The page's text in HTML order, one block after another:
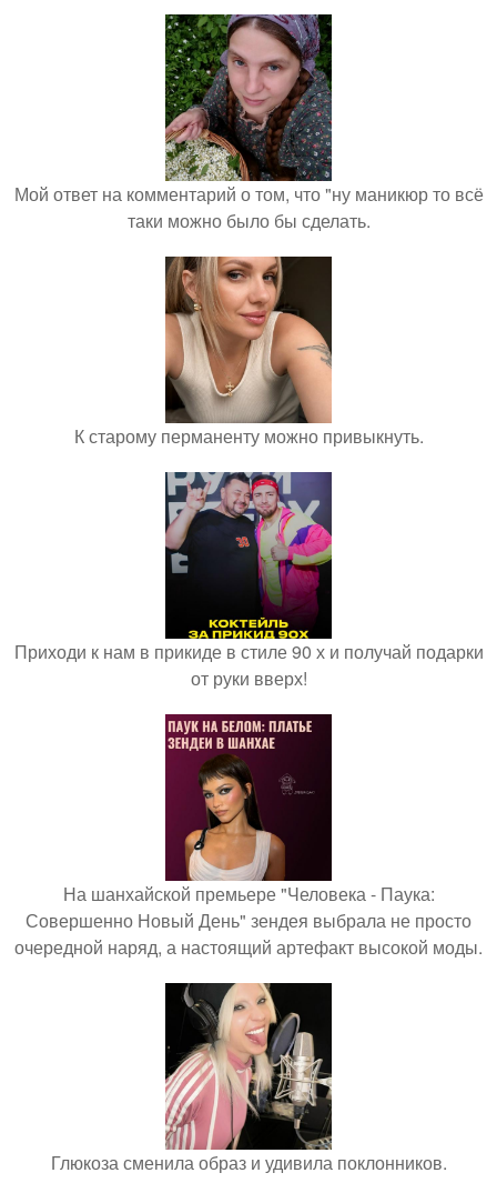
Мой ответ на комментарий о том, что "ну маникюр то всё
таки можно было бы сделать.
К старому перманенту можно привыкнуть.
Приходи к нам в прикиде в стиле 90 х и получай подарки
от руки вверх!
На шанхайской премьере "Человека - Паука:
Совершенно Новый День" зендея выбрала не просто
очередной наряд, а настоящий артефакт высокой моды.
Глюкоза сменила образ и удивила поклонников.